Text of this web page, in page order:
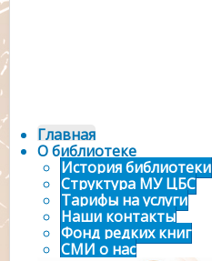
Главная
О библиотеке
История библиотеки
Структура МУ ЦБС
Тарифы на услуги
Наши контакты
Фонд редких книг
СМИ о нас